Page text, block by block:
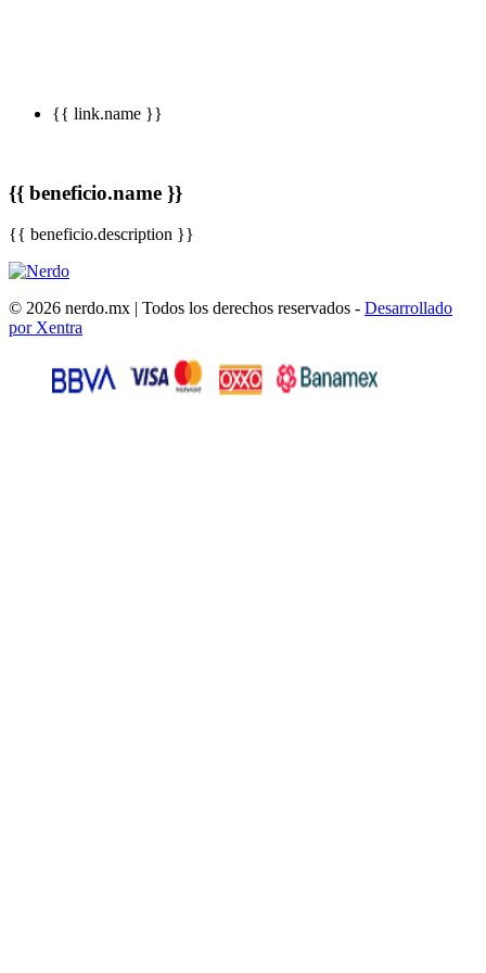
{{ link.name }}
{{ beneficio.name }}
{{ beneficio.description }}
© 2026 nerdo.mx | Todos los derechos reservados - Desarrollado
por Xentra